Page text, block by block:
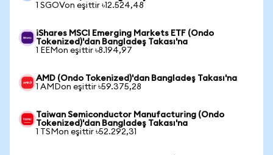
1 SGOVon eşittir ৳12.524,48
iShares MSCI Emerging Markets ETF (Ondo
Tokenized)'dan Bangladeş Takası'na
1 EEMon eşittir ৳8.194,97
AMD (Ondo Tokenized)'dan Bangladeş Takası'na
1 AMDon eşittir ৳59.375,28
Taiwan Semiconductor Manufacturing (Ondo
Tokenized)'dan Bangladeş Takası'na
1 TSMon eşittir ৳52.292,31